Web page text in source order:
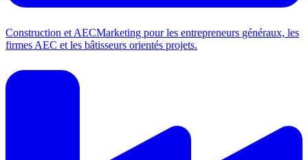
Construction et AECMarketing pour les entrepreneurs généraux, les
firmes AEC et les bâtisseurs orientés projets.